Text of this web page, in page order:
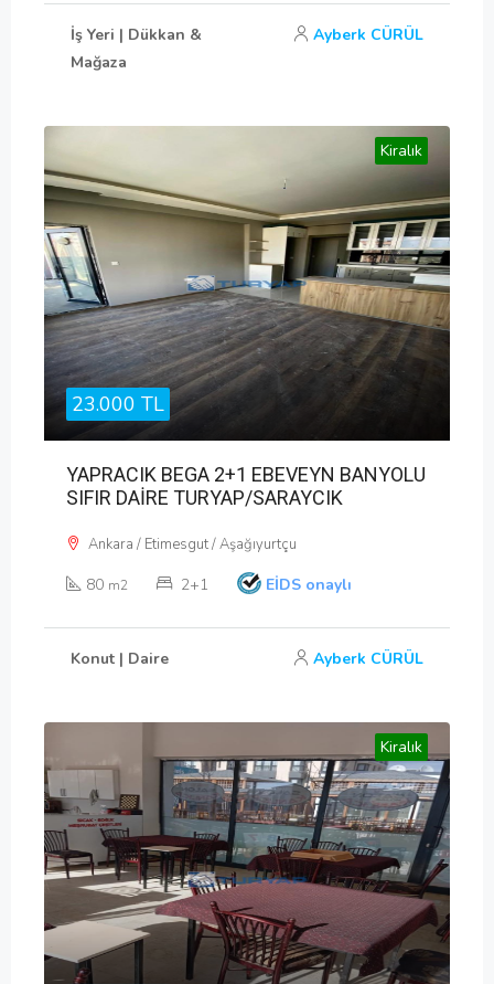
İş Yeri | Dükkan &
Mağaza
Ayberk CÜRÜL
Kiralık
23.000 TL
YAPRACIK BEGA 2+1 EBEVEYN BANYOLU
SIFIR DAİRE TURYAP/SARAYCIK
Ankara / Etimesgut / Aşağıyurtçu
80 m2 2+1 EİDS onaylı
Konut | Daire Ayberk CÜRÜL
Kiralık